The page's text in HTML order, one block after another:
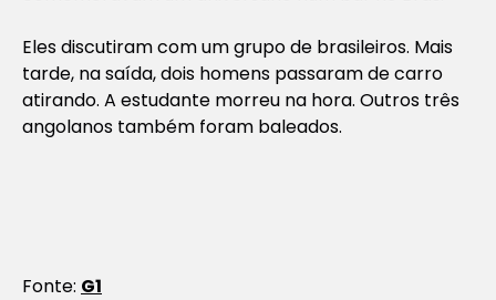
Eles discutiram com um grupo de brasileiros. Mais
tarde, na saída, dois homens passaram de carro
atirando. A estudante morreu na hora. Outros três
angolanos também foram baleados.
Fonte: G1